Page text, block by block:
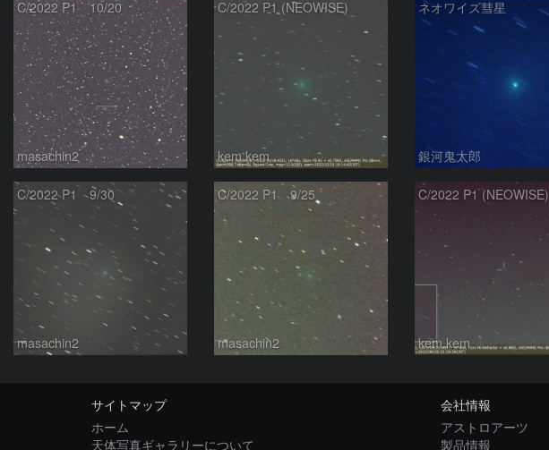
C/2022 P1 10/20
masachin2
C/2022 P1 (NEOWISE)
kem.kem
ネオワイズ彗星
銀河鬼太郎
C/2022 P1 9/30
masachin2
C/2022 P1 9/25
masachin2
C/2022 P1 (NEOWISE)
kem.kem
サイトマップ
ホーム
天体写真ギャラリーについて
会社情報
アストロアーツ
製品情報